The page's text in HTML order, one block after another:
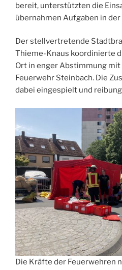
bereit, unterstützten die
übernahmen Aufgaben in
Der stellvertretende
Thieme-Knaus koordinierte
Ort in enger Abstimmung
Feuerwehr Steinbach. Die
dabei eingespielt und
Die Kräfte der Feuerwehren